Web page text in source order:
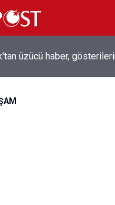
üzücü haber,
Mısırlı yıldız
ile anlaştı! Yarın geliyor